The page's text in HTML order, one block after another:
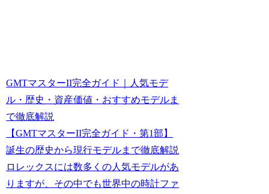
GMTマスターII完全ガイド｜人気モデ
ル・歴史・資産価値・おすすめモデルま
で徹底解説
【GMTマスターII完全ガイド・第1部】
誕生の歴史から現行モデルまで徹底解説
ロレックスには数多くの人気モデルがあ
りますが、その中でも世界中の時計ファ